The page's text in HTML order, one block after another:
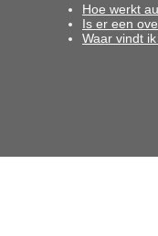
Hoe werkt
Is er een
Waar vindt